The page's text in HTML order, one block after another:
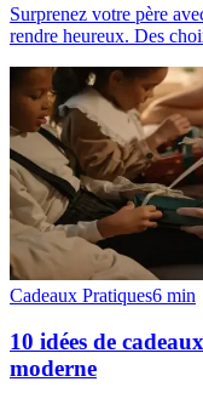
Surprenez votre père
rendre heureux. Des
Cadeaux Pratiques6 min
10 idées de
moderne